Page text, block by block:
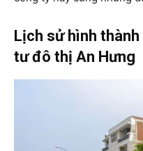
Lịch sử hình
tư đô thị An Hưng